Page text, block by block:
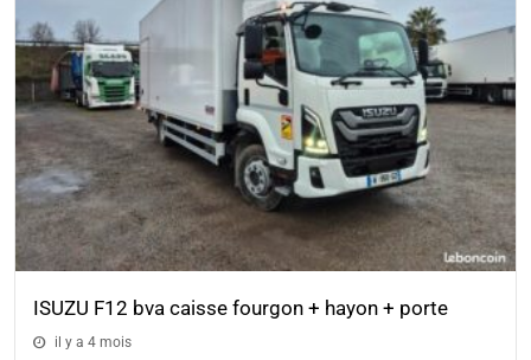
ISUZU F12 bva caisse fourgon + hayon + porte
latérale 12T / charge utile 4850 Kg
il y a 4 mois